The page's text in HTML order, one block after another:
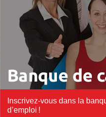
Inscrivez-vous dans la
d’emploi !